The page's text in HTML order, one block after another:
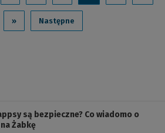
» Następne
są bezpieczne? Co wiadomo o
Żabkę